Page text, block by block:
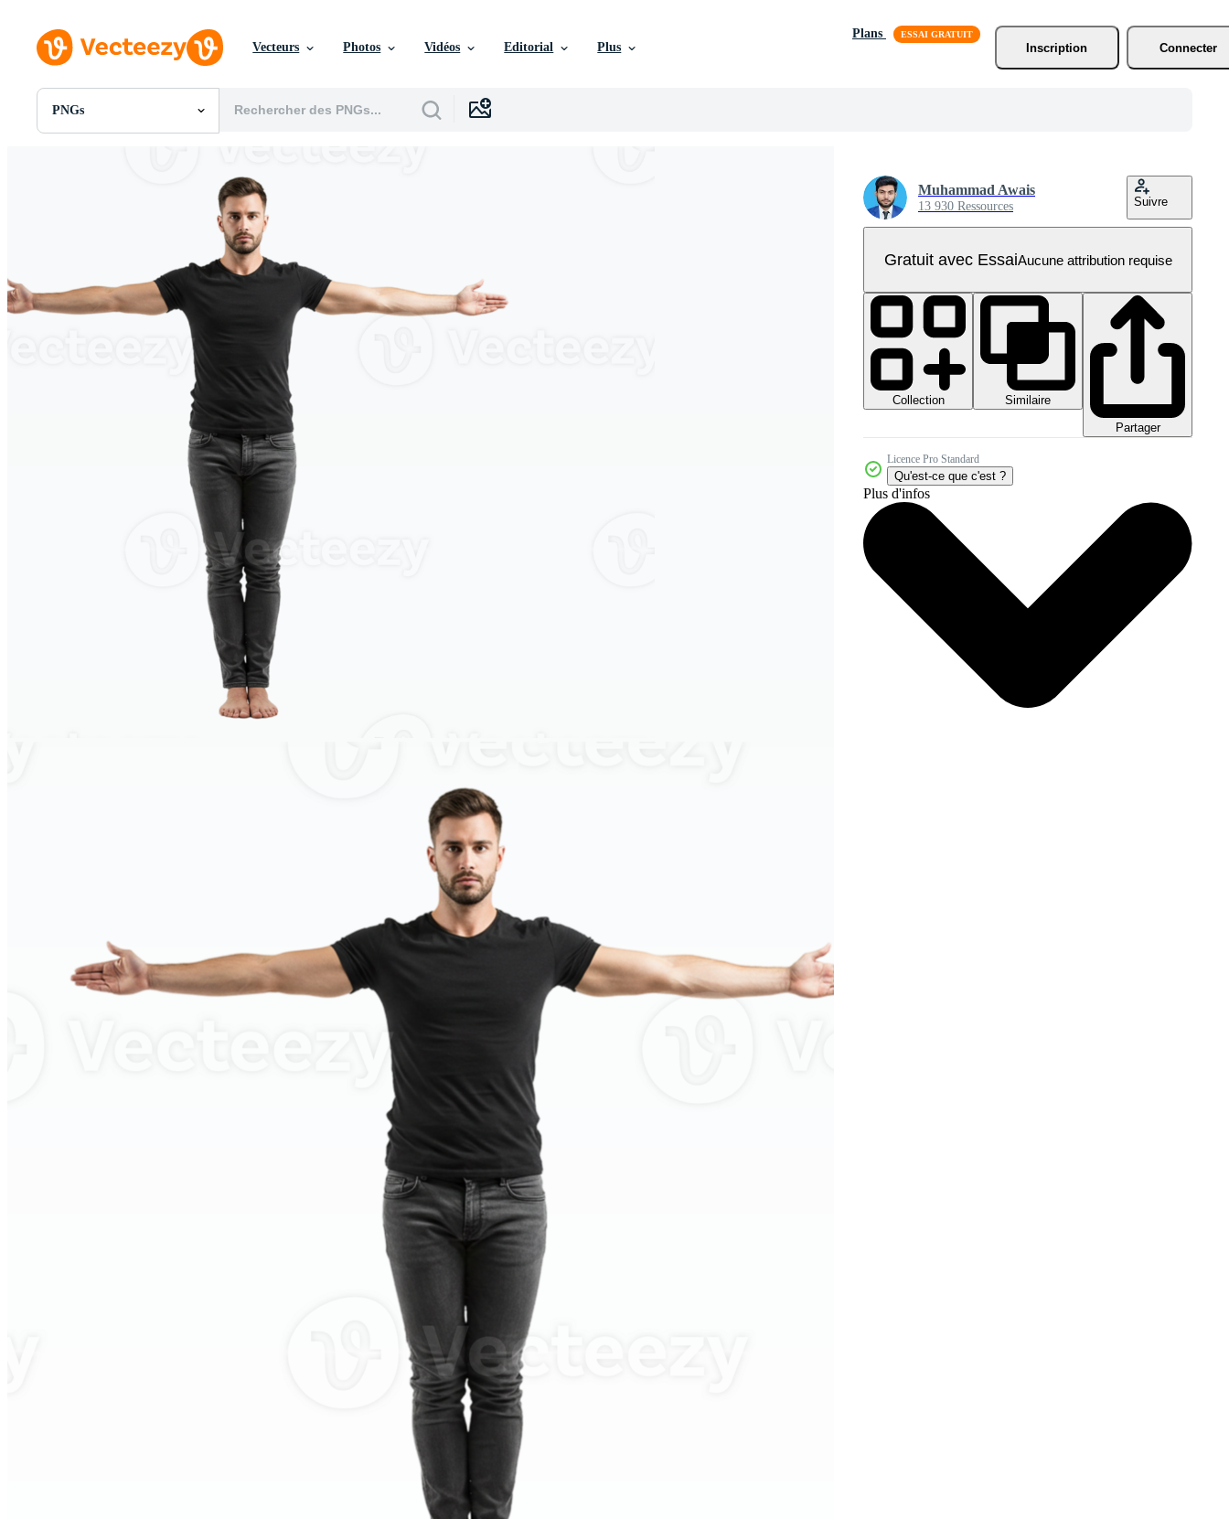
Vecteurs Photos Vidéos Editorial Plus
Plans
Inscription
Connecter
PNGs
Toutes Images
Motion graphics
Images Éditoriales
Événements Éditoriaux
Muhammad Awais
13 930 Ressources Suivre
Gratuit avec EssaiAucune attribution requise
Collection
Similaire
Partager
Licence Pro Standard
Qu'est-ce que c'est ?
Plus d'infos